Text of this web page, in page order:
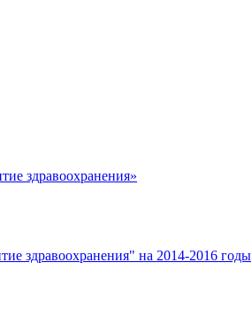
здравоохранения»
здравоохранения" на 2014-2016 годы